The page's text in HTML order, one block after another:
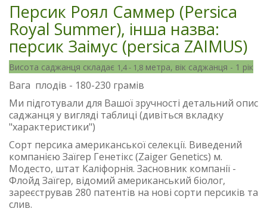
Персик Роял Саммер (Persica
Royal Summer), інша назва:
персик Заімус (persica ZAIMUS)
Висота саджанця складає 1,4 - 1,8 метра, вік саджанця - 1 рік
Вага плодів - 180-230 грамів
Ми підготували для Вашої зручності детальний опис
саджанця у вигляді таблиці (дивіться вкладку
"характеристики")
Сорт персика американської селекції. Виведений
компанією Заїгер Генетікс (Zaiger Genetics) м.
Модесто, штат Каліфорнія. Засновник компанії -
Флойд Заїгер, відомий американський біолог,
зареєстрував 280 патентів на нові сорти персиків та
слив.